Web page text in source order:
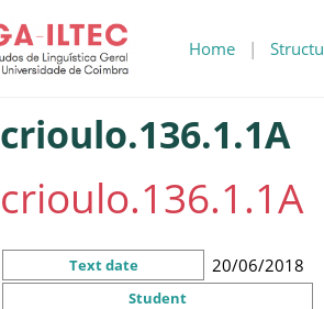
Home |
crioulo.136.1.1A
crioulo.136.1.1A
Text date 20/06/2018
Student